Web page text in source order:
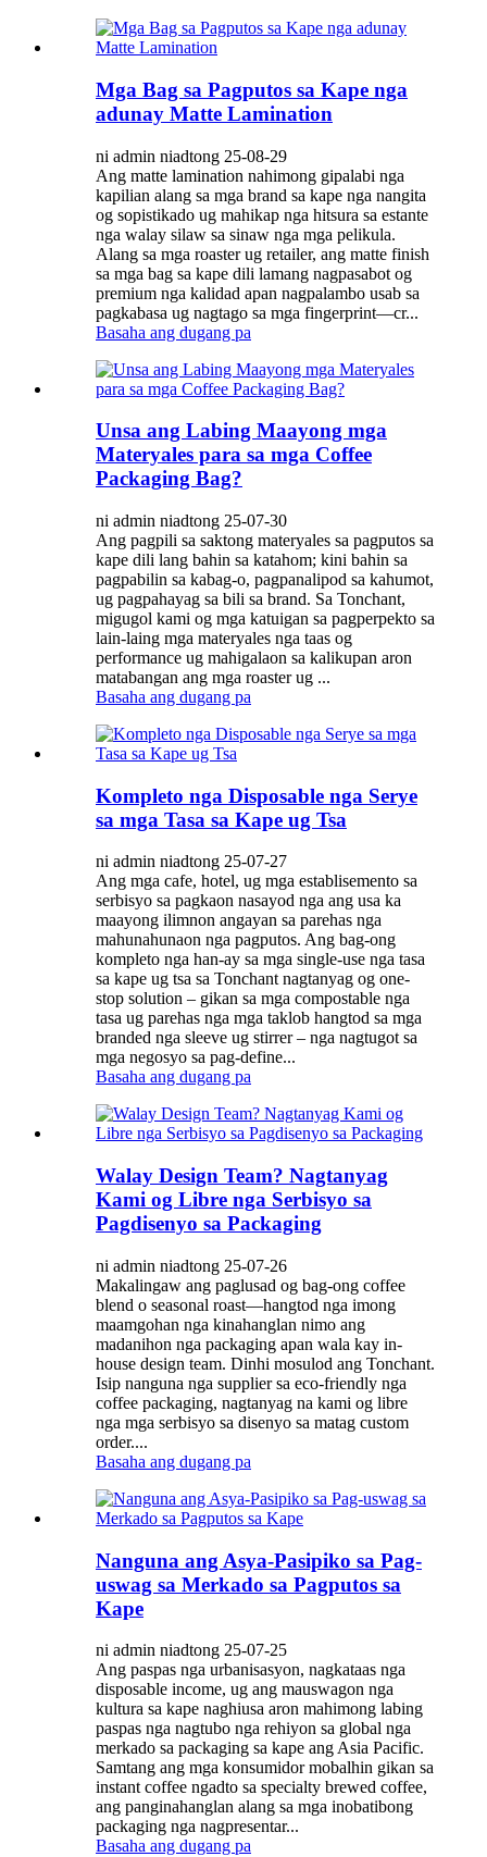
Mga Bag sa Pagputos sa Kape nga
adunay Matte Lamination
ni admin niadtong 25-08-29
Ang matte lamination nahimong gipalabi nga
kapilian alang sa mga brand sa kape nga nangita
og sopistikado ug mahikap nga hitsura sa estante
nga walay silaw sa sinaw nga mga pelikula.
Alang sa mga roaster ug retailer, ang matte finish
sa mga bag sa kape dili lamang nagpasabot og
premium nga kalidad apan nagpalambo usab sa
pagkabasa ug nagtago sa mga fingerprint—cr...
Basaha ang dugang pa
Unsa ang Labing Maayong mga
Materyales para sa mga Coffee
Packaging Bag?
ni admin niadtong 25-07-30
Ang pagpili sa saktong materyales sa pagputos sa
kape dili lang bahin sa katahom; kini bahin sa
pagpabilin sa kabag-o, pagpanalipod sa kahumot,
ug pagpahayag sa bili sa brand. Sa Tonchant,
migugol kami og mga katuigan sa pagperpekto sa
lain-laing mga materyales nga taas og
performance ug mahigalaon sa kalikupan aron
matabangan ang mga roaster ug ...
Basaha ang dugang pa
Kompleto nga Disposable nga Serye
sa mga Tasa sa Kape ug Tsa
ni admin niadtong 25-07-27
Ang mga cafe, hotel, ug mga establisemento sa
serbisyo sa pagkaon nasayod nga ang usa ka
maayong ilimnon angayan sa parehas nga
mahunahunaon nga pagputos. Ang bag-ong
kompleto nga han-ay sa mga single-use nga tasa
sa kape ug tsa sa Tonchant nagtanyag og one-
stop solution – gikan sa mga compostable nga
tasa ug parehas nga mga taklob hangtod sa mga
branded nga sleeve ug stirrer – nga nagtugot sa
mga negosyo sa pag-define...
Basaha ang dugang pa
Walay Design Team? Nagtanyag
Kami og Libre nga Serbisyo sa
Pagdisenyo sa Packaging
ni admin niadtong 25-07-26
Makalingaw ang paglusad og bag-ong coffee
blend o seasonal roast—hangtod nga imong
maamgohan nga kinahanglan nimo ang
madanihon nga packaging apan wala kay in-
house design team. Dinhi mosulod ang Tonchant.
Isip nanguna nga supplier sa eco-friendly nga
coffee packaging, nagtanyag na kami og libre
nga mga serbisyo sa disenyo sa matag custom
order....
Basaha ang dugang pa
Nanguna ang Asya-Pasipiko sa Pag-
uswag sa Merkado sa Pagputos sa
Kape
ni admin niadtong 25-07-25
Ang paspas nga urbanisasyon, nagkataas nga
disposable income, ug ang mauswagon nga
kultura sa kape naghiusa aron mahimong labing
paspas nga nagtubo nga rehiyon sa global nga
merkado sa packaging sa kape ang Asia Pacific.
Samtang ang mga konsumidor mobalhin gikan sa
instant coffee ngadto sa specialty brewed coffee,
ang panginahanglan alang sa mga inobatibong
packaging nga nagpresentar...
Basaha ang dugang pa